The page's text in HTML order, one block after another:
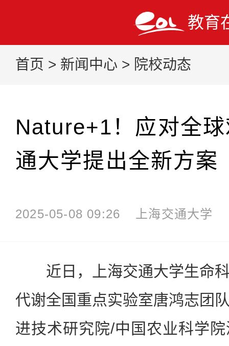
教育
首页 > 新闻中心 > 院校动态
Nature+1！应对全
通大学提出全新方案
2025-05-08 09:26 上海交通大学
近日，上海交通大学生命科
代谢全国重点实验室唐鸿志团
进技术研究院/中国农业科学